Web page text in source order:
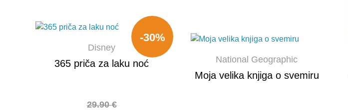
-30%
Disney
365 priča za laku noć
29.90€
National Geographic
Moja velika knjiga o svemiru